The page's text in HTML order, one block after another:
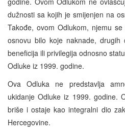
dužnosti sa kojih je smijenjen na
Takođe, ovom Odlukom, njemu
osnovu bilo koje naknade, drugih
beneficija ili privilegija odnosno
Odluke iz 1999. godine.
Ova Odluka ne predstavlja
ukidanje Odluke iz 1999. godine.
briše i ostaje kao integralni dio
Hercegovine.